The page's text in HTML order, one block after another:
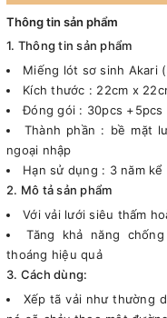
Thông tin sản phẩm
1. Thông tin sản phẩm
Miếng lót sơ sinh Akari
Kích thước : 22cm x
Đóng gói : 30pcs +5pcs
Thành phần : bề mặt
ngoại nhập
Hạn sử dụng : 3 năm
2. Mô tả sản phẩm
Với vải lưới siêu thấm
Tăng khả năng
thoáng hiệu quả
3. Cách dùng:
Xếp tã vải như thường